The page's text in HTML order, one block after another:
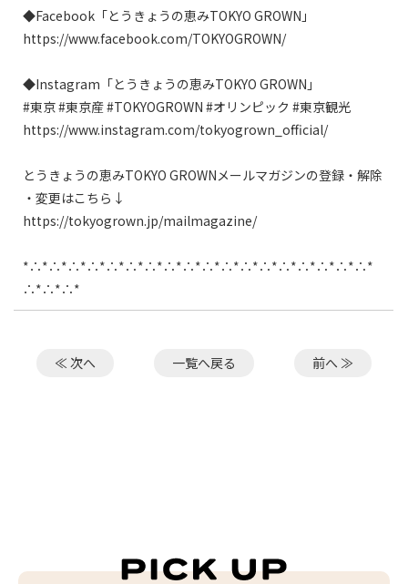
◆Facebook「とうきょうの恵みTOKYO GROWN」
https://www.facebook.com/TOKYOGROWN/
◆Instagram「とうきょうの恵みTOKYO GROWN」
#東京 #東京産 #TOKYOGROWN #オリンピック #東京観光
https://www.instagram.com/tokyogrown_official/
とうきょうの恵みTOKYO GROWNメールマガジンの登録・解除
・変更はこちら↓
https://tokyogrown.jp/mailmagazine/
*∴*∴*∴*∴*∴*∴*∴*∴*∴*∴*∴*∴*∴*∴*∴*∴*∴*∴*
∴*∴*∴*
≪ 次へ 一覧へ戻る 前へ ≫